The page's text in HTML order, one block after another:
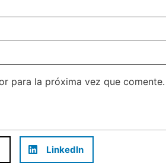
para la próxima vez que comente.
LinkedIn